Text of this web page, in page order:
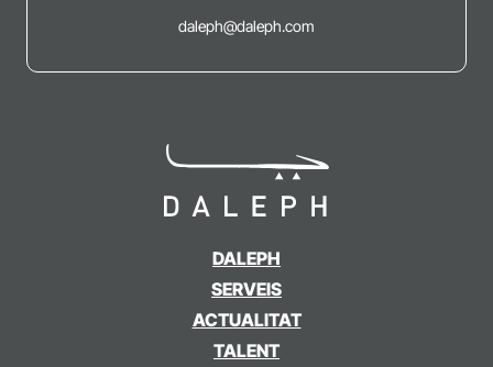
DALEPH
SERVEIS
ACTUALITAT
TALENT
daleph@daleph.com